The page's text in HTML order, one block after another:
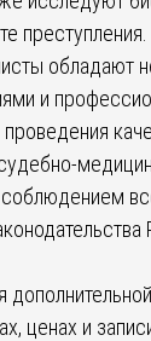
преступления.
обладают
и
ценах и